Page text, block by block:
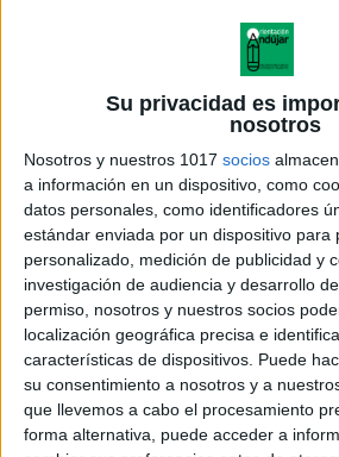
Su privacidad es
nosotros
Nosotros y nuestros 1017 socios
a información en un dispositivo, como
datos personales, como identificadores
estándar enviada por un dispositivo para
personalizado, medición de publicidad y
investigación de audiencia y desarrollo
permiso, nosotros y nuestros socios
localización geográfica precisa e
características de dispositivos. Puede
su consentimiento a nosotros y a
que llevemos a cabo el procesamiento
forma alternativa, puede acceder a
ÚNETE A NUESTRO GRUPO
WHATSAPP